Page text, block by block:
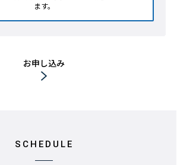
ます。
お申し込み
SCHEDULE